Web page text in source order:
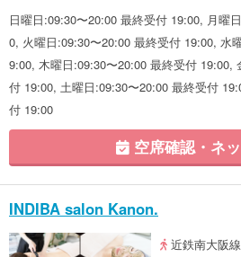
日曜日:09:30〜20:00 最終受付 19:00, 月曜
0, 火曜日:09:30〜20:00 最終受付 19:00, 水
9:00, 木曜日:09:30〜20:00 最終受付 19:00,
付 19:00, 土曜日:09:30〜20:00 最終受付
付 19:00
空席確認・ネ
INDIBA salon Kanon.
近鉄南大阪